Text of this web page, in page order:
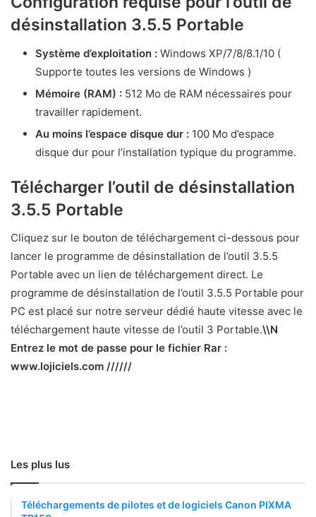
désinstallation 3.5.5 Portable
Système d’exploitation : Windows XP/7/8/8.1/10 (
Supporte toutes les versions de Windows )
Mémoire (RAM) : 512 Mo de RAM nécessaires pour
travailler rapidement.
Au moins l’espace disque dur : 100 Mo d’espace
disque dur pour l’installation typique du programme.
Télécharger l’outil de désinstallation
3.5.5 Portable
Cliquez sur le bouton de téléchargement ci-dessous pour
lancer le programme de désinstallation de l’outil 3.5.5
Portable avec un lien de téléchargement direct. Le
programme de désinstallation de l’outil 3.5.5 Portable pour
PC est placé sur notre serveur dédié haute vitesse avec le
téléchargement haute vitesse de l’outil 3 Portable.\\N
Entrez le mot de passe pour le fichier Rar :
www.lojiciels.com //////
Les plus lus
Téléchargements de pilotes et de logiciels Canon PIXMA